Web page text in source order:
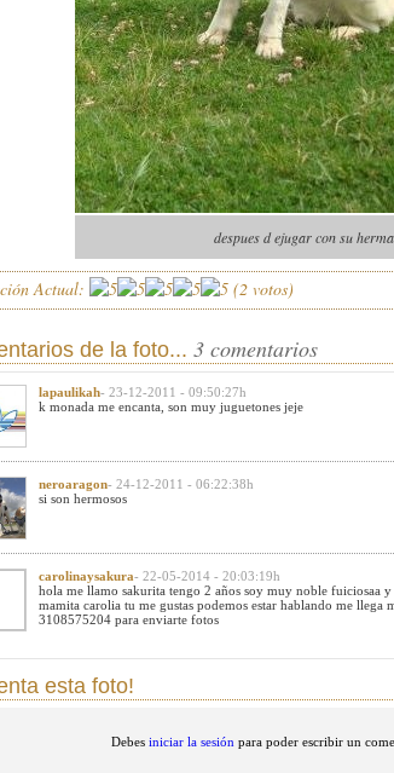
despues d ejugar con su
Actual: (2 votos)
de la foto... 3 comentarios
lapaulikah- 23-12-2011 - 09:50:27h
k monada me encanta, son muy juguetones jeje
neroaragon- 24-12-2011 - 06:22:38h
si son hermosos
carolinaysakura- 22-05-2014 - 20:03:19h
hola me llamo sakurita tengo 2 años soy muy noble fuiciosaa
mamita carolia tu me gustas podemos estar hablando me
3108575204 para enviarte fotos
esta foto!
Debes iniciar la sesión para poder escribir un